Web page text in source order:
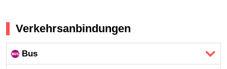
Verkehrsanbindungen
Bus